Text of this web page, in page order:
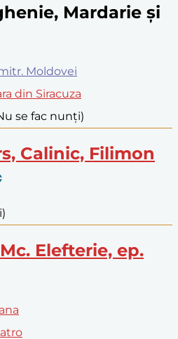
Mardarie și
Moldovei
din Siracuza
se fac nunți)
Calinic, Filimon
Elefterie, ep.